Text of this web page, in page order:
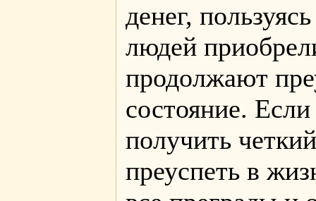
денег,
людей
продолжают
состояние.
получить
преуспеть в